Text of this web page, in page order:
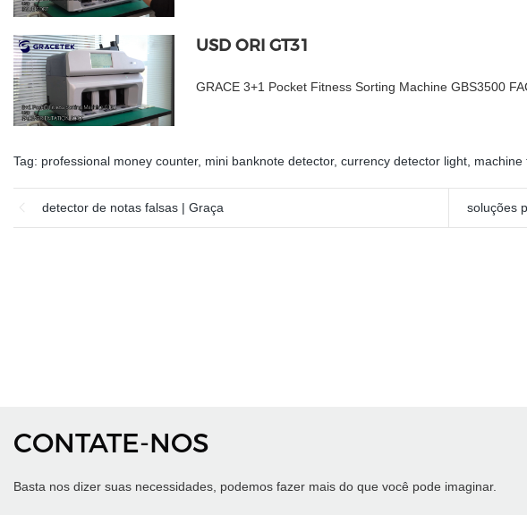
USD ORI GT31
GRACE 3+1 Pocket Fitness Sorting Machine GBS3500
Tag: professional money counter, mini banknote detector, currency detector light machine
detector de notas falsas | Graça soluções
CONTATE-NOS
Basta nos dizer suas necessidades, podemos fazer mais do que você pode imaginar.